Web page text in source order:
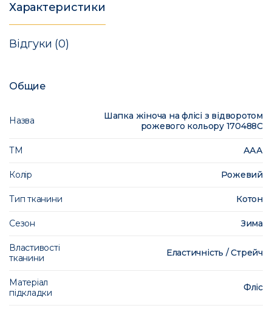
Характеристики
Відгуки (0)
Общие
Назва
Шапка жіноча на флісі з відворотом
рожевого кольору 170488C
ТМ ААА
Колір Рожевий
Тип тканини Котон
Сезон Зима
Властивості
тканини
Еластичність / Стрейч
Матеріал
підкладки
Фліс